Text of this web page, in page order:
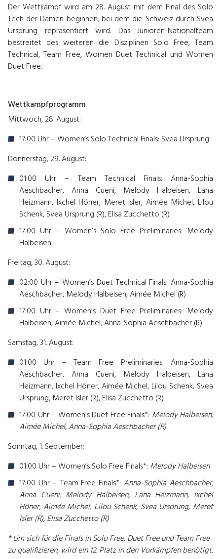
Der Wettkampf wird am 28. August mit dem Final des Solo
Tech der Damen beginnen, bei dem die Schweiz durch Svea
Ursprung repräsentiert wird. Das Junioren-Nationalteam
bestreitet des weiteren die Disziplinen Solo Free, Team
Technical, Team Free, Women Duet Technical und Women
Duet Free.
Wettkampfprogramm
Mittwoch, 28. August:
17:00 Uhr – Women’s Solo Technical Finals: Svea Ursprung
Donnerstag, 29. August:
01:00 Uhr – Team Technical Finals: Anna-Sophia
Aeschbacher, Anna Cueni, Melody Halbeisen, Lana
Heizmann, Ixchel Höner, Meret Isler, Aimée Michel, Lilou
Schenk, Svea Ursprung (R), Elisa Zucchetto (R)
17:00 Uhr – Women’s Solo Free Preliminaries: Melody
Halbeisen
Freitag, 30. August:
02:00 Uhr – Women’s Duet Technical Finals: Anna-Sophia
Aeschbacher, Melody Halbeisen, Aimée Michel (R)
17:00 Uhr – Women’s Duet Free Preliminaries: Melody
Halbeisen, Aimée Michel, Anna-Sophia Aeschbacher (R)
Samstag, 31. August:
01:00 Uhr – Team Free Preliminaries: Anna-Sophia
Aeschbacher, Anna Cueni, Melody Halbeisen, Lana
Heizmann, Ixchel Höner, Aimée Michel, Lilou Schenk, Svea
Ursprung, Meret Isler (R), Elisa Zucchetto (R)
17:00 Uhr – Women’s Duet Free Finals*: Melody Halbeisen,
Aimée Michel, Anna-Sophia Aeschbacher (R)
Sonntag, 1. September:
01:00 Uhr – Women’s Solo Free Finals*: Melody Halbeisen
17:00 Uhr – Team Free Finals*:Anna-Sophia Aeschbacher,
Anna Cueni, Melody Halbeisen, Lana Heizmann, Ixchel
Höner, Aimée Michel, Lilou Schenk, Svea Ursprung, Meret
Isler (R), Elisa Zucchetto (R)
* Um sich für die Finals in Solo Free, Duet Free und Team Free
zu qualifizieren, wird ein 12. Platz in den Vorkämpfen benötigt.